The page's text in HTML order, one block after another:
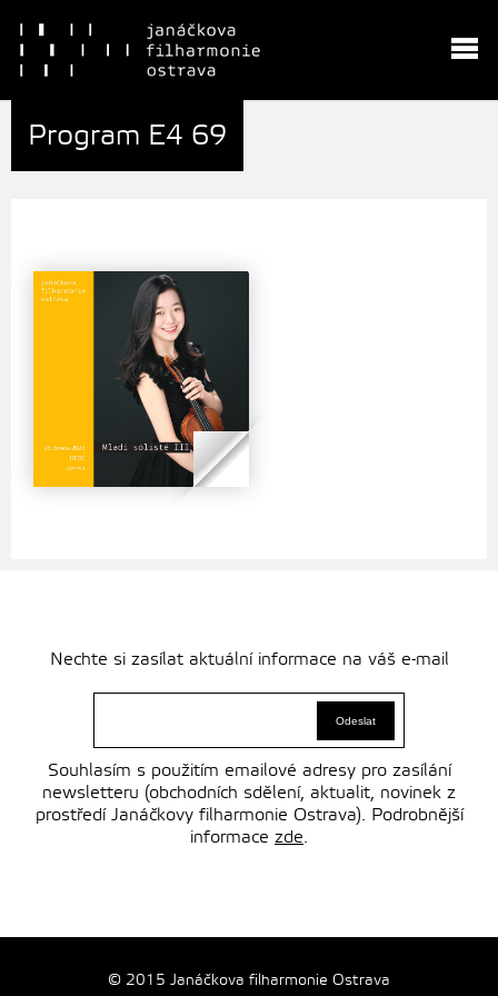
Program E4 69
Nechte si zasílat aktuální informace na váš e-mail
Souhlasím s použitím emailové adresy pro zasílání
newsletteru (obchodních sdělení, aktualit, novinek z
prostředí Janáčkovy filharmonie Ostrava). Podrobnější
informace zde.
© 2015 Janáčkova filharmonie Ostrava